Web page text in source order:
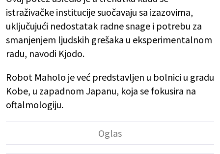
istraživačke institucije suočavaju sa izazovima,
uključujući nedostatak radne snage i potrebu za
smanjenjem ljudskih grešaka u eksperimentalnom
radu, navodi Kjodo.
Robot Maholo je već predstavljen u bolnici u gradu
Kobe, u zapadnom Japanu, koja se fokusira na
oftalmologiju.